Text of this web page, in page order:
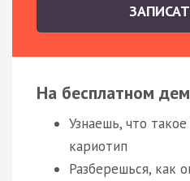
На бесплатном
Узнаешь, что
кариотип
Разберешься, как